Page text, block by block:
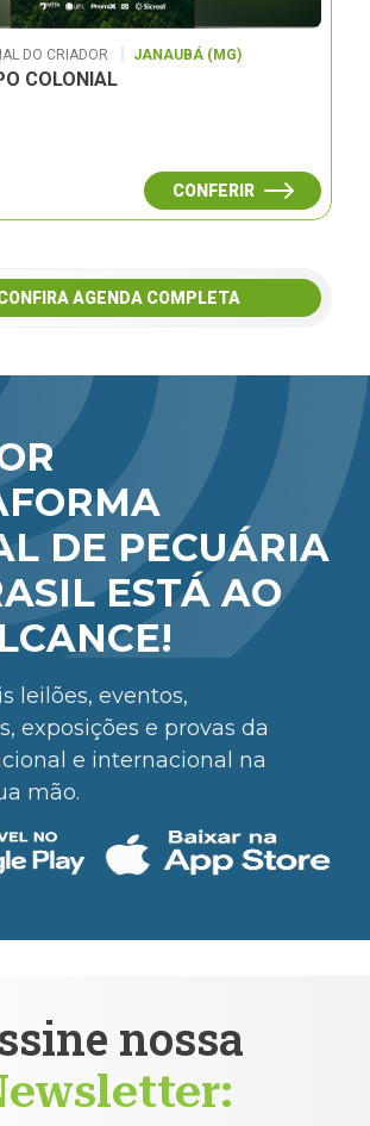
DO CRIADOR JANAUBÁ (MG)
COLONIAL
CONFERIR
AGENDA COMPLETA
DE PECUÁRIA
ESTÁ AO
leilões, eventos,
exposições e provas da
e internacional na
mão.
nossa